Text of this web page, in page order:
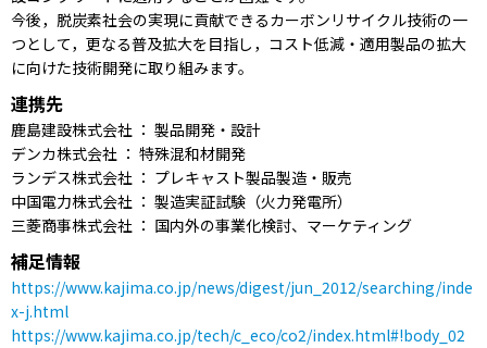
今後，脱炭素社会の実現に貢献できるカーボンリサイクル技術の一
つとして，更なる普及拡大を目指し，コスト低減・適用製品の拡大
に向けた技術開発に取り組みます。
連携先
鹿島建設株式会社 ： 製品開発・設計
デンカ株式会社 ： 特殊混和材開発
ランデス株式会社 ： プレキャスト製品製造・販売
中国電力株式会社 ： 製造実証試験（火力発電所）
三菱商事株式会社 ： 国内外の事業化検討、マーケティング
補足情報
https://www.kajima.co.jp/news/digest/jun_2012/searching/inde
x-j.html
https://www.kajima.co.jp/tech/c_eco/co2/index.html#!body_02